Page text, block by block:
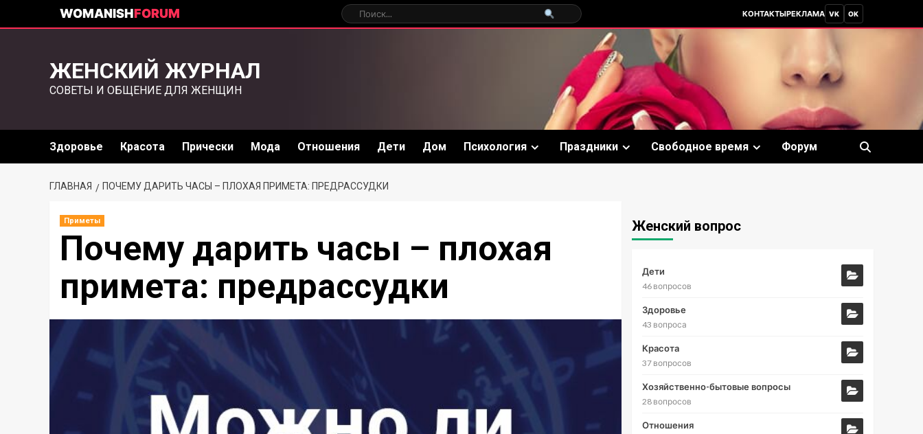
WOMANISHFORUM КОНТАКТЫРЕКЛАМА VK OK
ЖЕНСКИЙ ЖУРНАЛ
СОВЕТЫ И ОБЩЕНИЕ ДЛЯ ЖЕНЩИН
Здоровье Красота Прически Мода Отношения Дети Дом Психология Праздники Свободное время Форум
ГЛАВНАЯ ПОЧЕМУ ДАРИТЬ ЧАСЫ – ПЛОХАЯ ПРИМЕТА: ПРЕДРАССУДКИ
Приметы
Почему дарить часы – плохая
примета: предрассудки
Женский вопрос
Дети
46 вопросов
Здоровье
43 вопроса
Красота
37 вопросов
Хозяйственно-бытовые вопросы
28 вопросов
Отношения